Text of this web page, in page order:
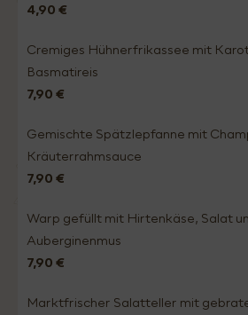
4,90 €
Cremiges Hühnerfrikassee mit
Basmatireis
7,90 €
Gemischte Spätzlepfanne mit
Kräuterrahmsauce
7,90 €
Warp gefüllt mit Hirtenkäse, Salat
Auberginenmus
7,90 €
Marktfrischer Salatteller mit